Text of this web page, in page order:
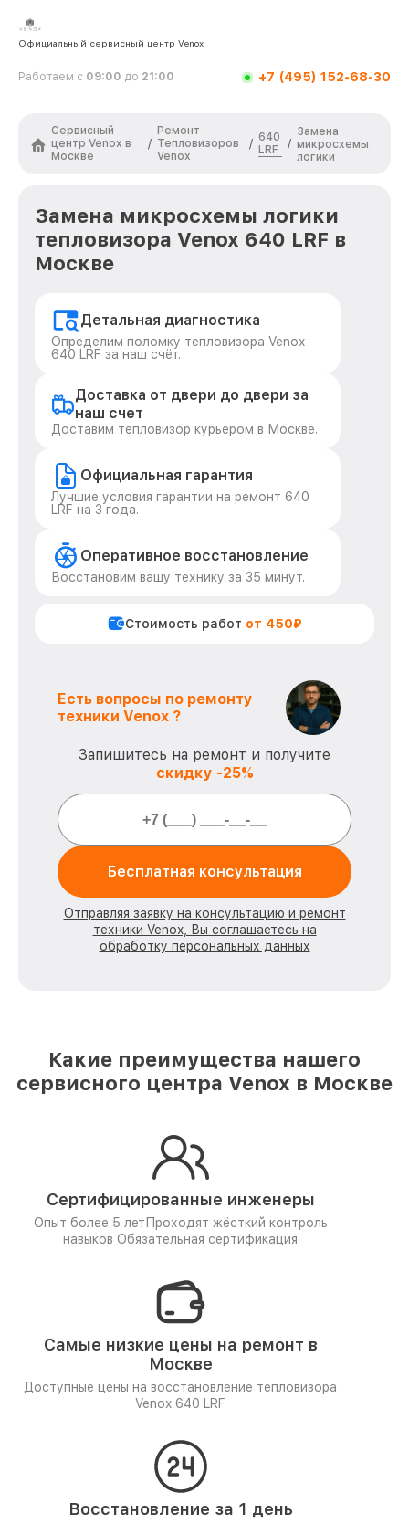
Официальный сервисный центр Venox
Работаем с 09:00 до 21:00 +7 (495) 152-68-30
Сервисный
центр Venox в
Москве
/
Ремонт
Тепловизоров
Venox
/
640
LRF
/
Замена
микросхемы
логики
Замена микросхемы логики
тепловизора Venox 640 LRF в
Москве
Детальная диагностика
Определим поломку тепловизора Venox
640 LRF за наш счёт.
Доставка от двери до двери за
наш счет
Доставим тепловизор курьером в Москве.
Официальная гарантия
Лучшие условия гарантии на ремонт 640
LRF на 3 года.
Оперативное восстановление
Восстановим вашу технику за 35 минут.
Стоимость работ от 450₽
Есть вопросы по ремонту
техники Venox ?
Запишитесь на ремонт и получите
скидку -25%
Бесплатная консультация
Отправляя заявку на консультацию и ремонт
техники Venox, Вы соглашаетесь на
обработку персональных данных
Какие преимущества нашего
сервисного центра Venox в Москве
Сертифицированные инженеры
Опыт более 5 лет Проходят жёсткий контроль
навыков Обязательная сертификация
Самые низкие цены на ремонт в
Москве
Доступные цены на восстановление тепловизора
Venox 640 LRF
Восстановление за 1 день